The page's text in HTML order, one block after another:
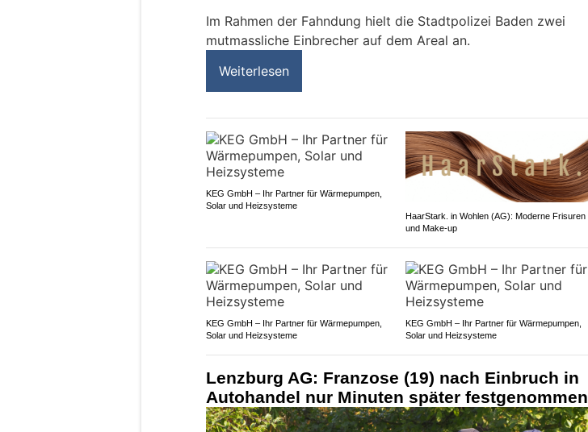
Im Rahmen der Fahndung hielt die Stadtpolizei Baden zwei
mutmassliche Einbrecher auf dem Areal an.
Weiterlesen
KEG GmbH – Ihr Partner für Wärmepumpen,
Solar und Heizsysteme
HaarStark. in Wohlen (AG): Moderne Frisuren
und Make-up
KEG GmbH – Ihr Partner für Wärmepumpen,
Solar und Heizsysteme
KEG GmbH – Ihr Partner für Wärmepumpen,
Solar und Heizsysteme
Lenzburg AG: Franzose (19) nach Einbruch in
Autohandel nur Minuten später festgenommen